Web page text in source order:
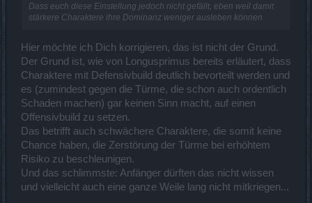
Dass euch diese Einstellung jedoch nicht gefällt, eben weil damit
stärkere Charaktere ihre Dominanz weniger ausleben können
Hier möchte ich Dich korrigieren, das ist nicht der Grund.
Der Grund ist, wie von Longusprimus bereits erläutert, dass
Charaktere mit Defensivbuild deutlich bevorteilt werden und
es (zumindest gegen die Türme, die schon auch ordentlich
Schaden machen) gar keinen Sinn macht, auf einen
Offensivbuild zu setzen.
Das betrifft auch schwächere Charaktere, die somit keine
Chance haben, die Zerstörung der Türme bei erhöhtem
Risiko zu beschleunigen.
Und das schlimmste: Anfänger dürften das nicht wissen
und vielleicht auch eine ganze Weile lang nicht mitkriegen...